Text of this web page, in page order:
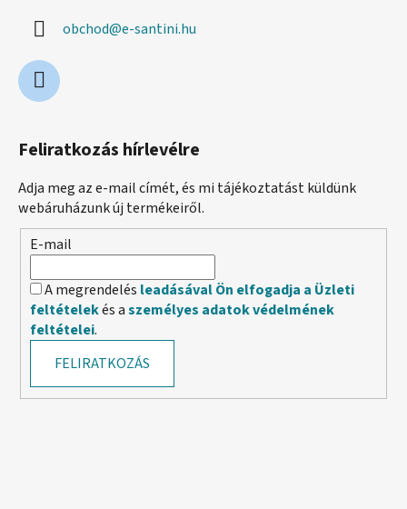
obchod@e-santini.hu
Feliratkozás hírlevélre
Adja meg az e-mail címét, és mi tájékoztatást küldünk
webáruházunk új termékeiről.
E-mail
A megrendelés leadásával Ön elfogadja a Üzleti
feltételekés aszemélyes adatok védelmének
feltételei.
FELIRATKOZÁS